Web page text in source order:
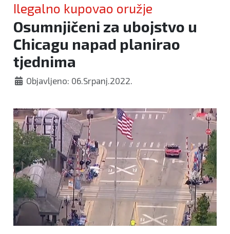
Zanimljivosti
Ilegalno kupovao oružje
Osumnjičeni za ubojstvo u
Chicagu napad planirao
tjednima
Objavljeno: 06.Srpanj.2022.